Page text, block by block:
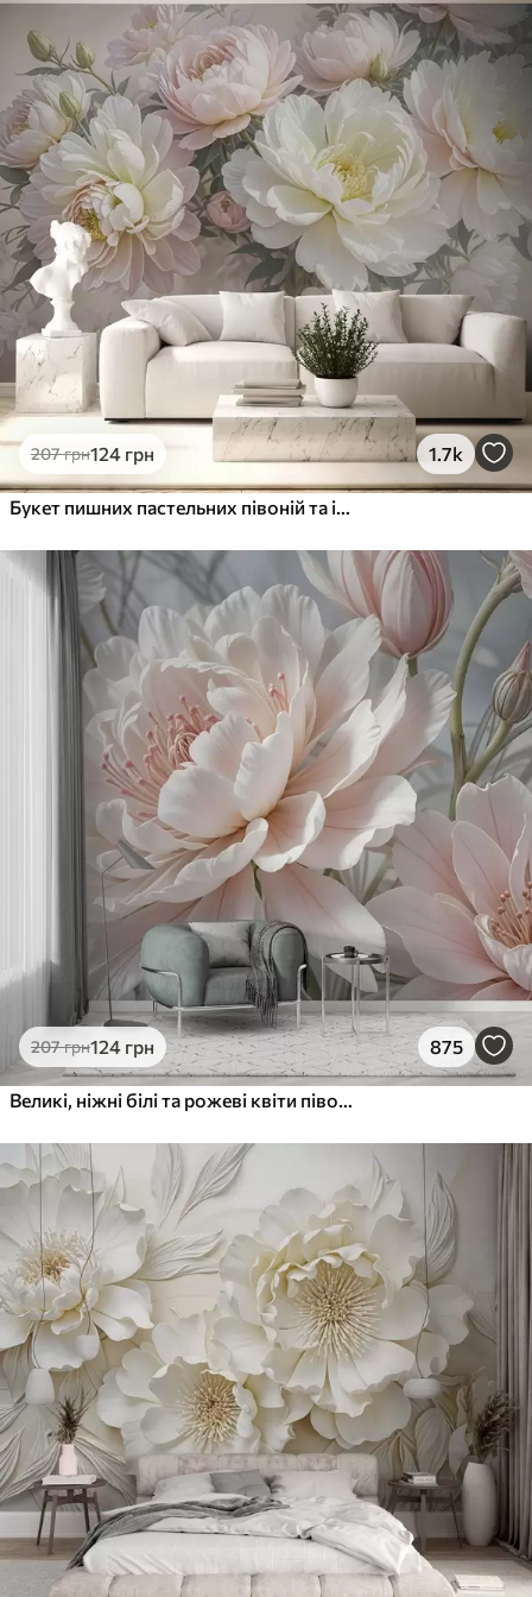
Стандарт
831 499 грн/м²
Преміум
1066640грн /м²
Преміум Вініл
1216730грн /м²
Peel and Stick
1458875 /м²
207грн124 грн 1.7k
207грн124 грн 875